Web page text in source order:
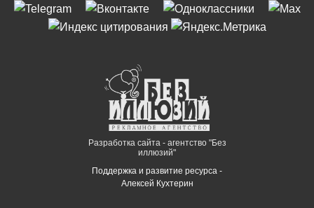
Разработка сайта - агентство "Без
иллюзий"
Поддержка и развитие ресурса -
Алексей Кухтерин